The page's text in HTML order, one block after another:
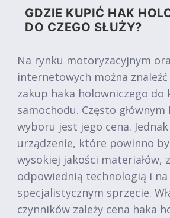
GDZIE KUPIĆ HAK
DO CZEGO SŁUŻY?
Na rynku motoryzacyjnym
internetowych można
zakup haka holowniczego do
samochodu. Często
wyboru jest jego cena.
urządzenie, które powinno
wysokiej jakości materiałów,
odpowiednią technologią i na
specjalistycznym sprzęcie.
czynników zależy cena haka